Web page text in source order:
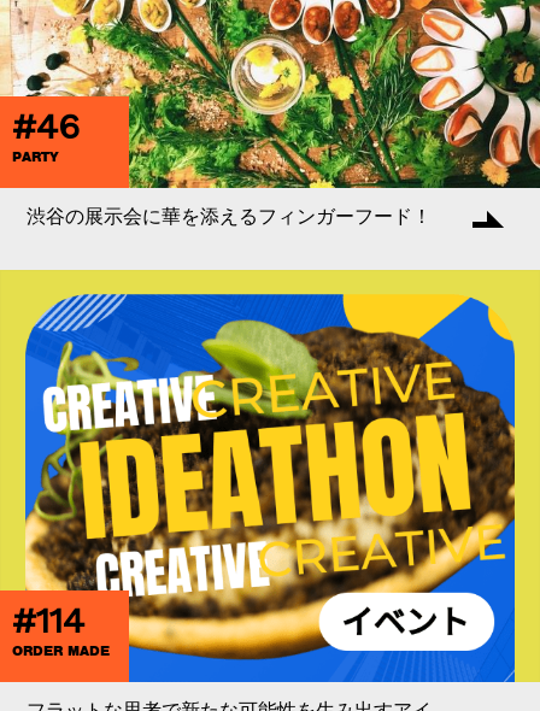
#46
PARTY
渋谷の展示会に華を添えるフィンガーフード！
#114
ORDER MADE